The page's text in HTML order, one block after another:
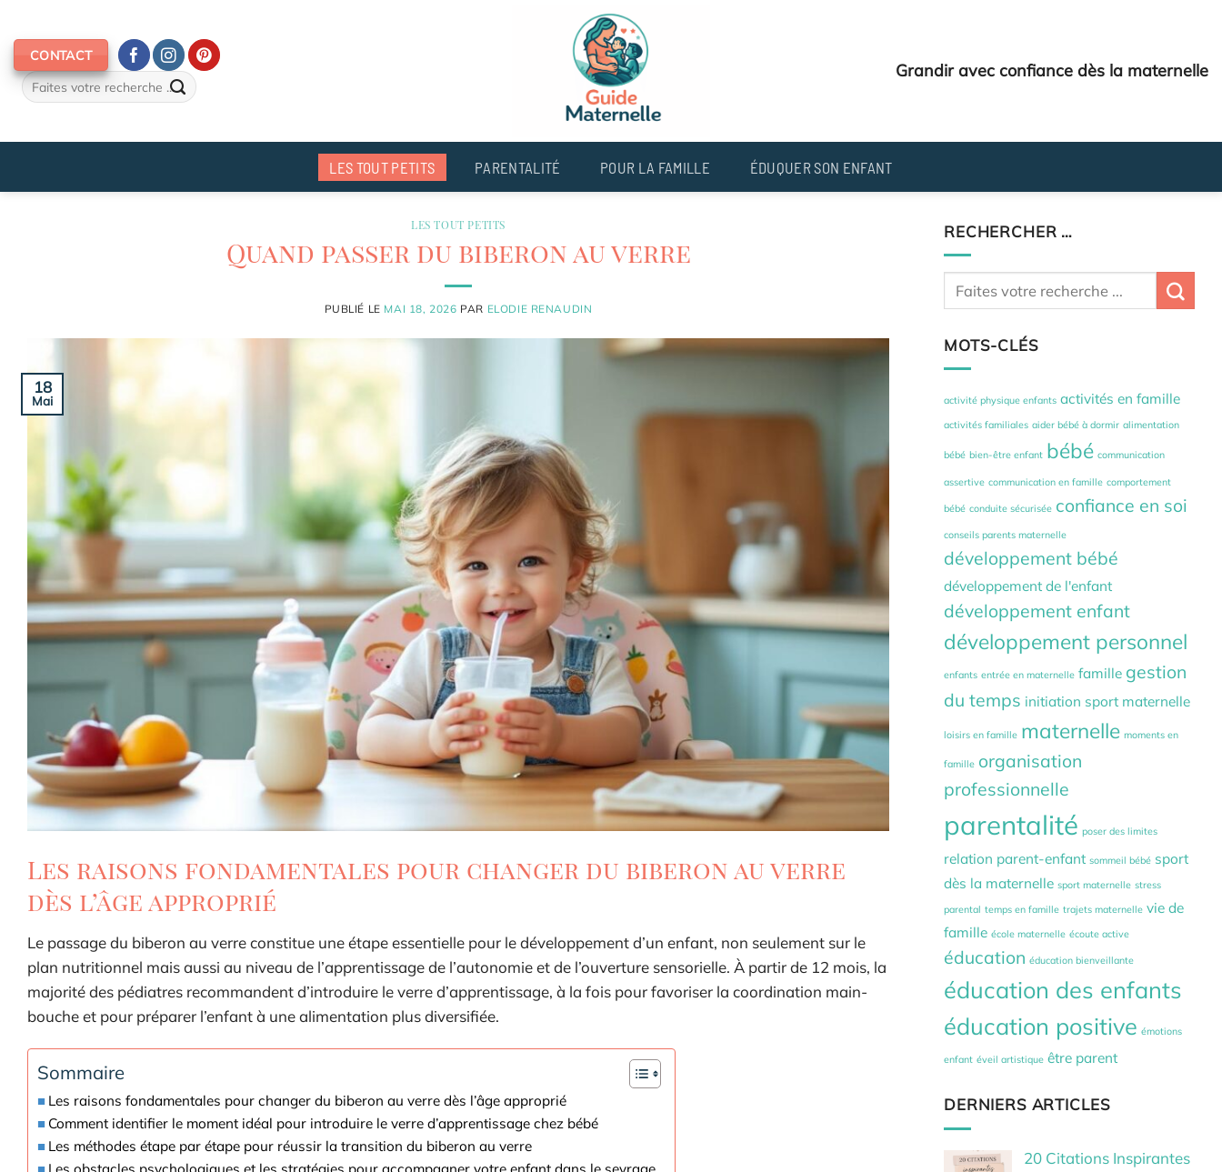
au
contenuCONTACT
Grandir avec confiance dès la maternelle
LES TOUT PETITS PARENTALITÉ POUR LA FAMILLE ÉDUQUER SON ENFANT
LES TOUT PETITS
Quand passer du biberon au verre
PUBLIÉ LE MAI 18, 2026 PAR ELODIE RENAUDIN
18
Mai
Les raisons fondamentales pour changer du biberon au verre
dès l’âge approprié
Le passage du biberon au verre constitue une étape essentielle pour le développement d’un enfant, non seulement sur le
plan nutritionnel mais aussi au niveau de l’apprentissage de l’autonomie et de l’ouverture sensorielle. À partir de 12 mois, la
majorité des pédiatres recommandent d’introduire le verre d’apprentissage, à la fois pour favoriser la coordination main-
bouche et pour préparer l’enfant à une alimentation plus diversifiée.
Sommaire
Les raisons fondamentales pour changer du biberon au verre dès l’âge approprié
Comment identifier le moment idéal pour introduire le verre d’apprentissage chez bébé
Les méthodes étape par étape pour réussir la transition du biberon au verre
RECHERCHER …
MOTS-CLÉS
activité physique enfants activités en famille
activités familiales aider bébé à dormir alimentation
bébé bien-être enfant bébé communication
assertive communication en famille comportement
bébé conduite sécurisée confiance en soi
conseils parents maternelle
développement bébé
développement de l'enfant
développement enfant
développement personnel
enfants entrée en maternelle famille gestion
du temps initiation sport maternelle
loisirs en famille maternelle moments en
famille organisation
professionnelle
parentalité poser des limites
relation parent-enfant sommeil bébé sport
dès la maternelle sport maternelle stress
parental temps en famille trajets maternelle vie de
famille école maternelle écoute active
éducation éducation bienveillante
éducation des enfants
éducation positive émotions
enfant éveil artistique être parent
DERNIERS ARTICLES
20 Citations Inspirantes